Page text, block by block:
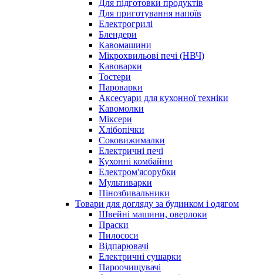
Для підготовки продуктів
Для приготування напоїв
Електрогрилі
Блендери
Кавомашини
Мікрохвильові печі (НВЧ)
Кавоварки
Тостери
Пароварки
Аксесуари для кухонної техніки
Кавомолки
Міксери
Хлібопічки
Соковижималки
Електричні печі
Кухонні комбайни
Електром'ясорубки
Мультиварки
Пінозбивальники
Товари для догляду за будинком і одягом
Швейні машини, оверлоки
Праски
Пилососи
Відпарювачі
Електричні сушарки
Пароочищувачі